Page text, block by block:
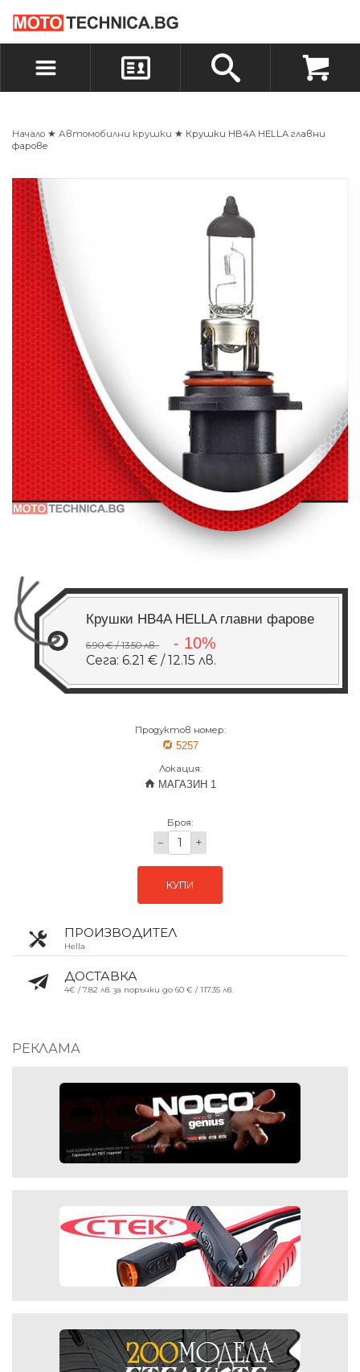
ВХОД
БЪРЗА ПОРЪЧКА ПОРЪЧКА
Начало ★ Автомобилни крушки ★ Крушки HB4A HELLA главни
фарове
Крушки HB4A HELLA главни фарове
6.90 € / 13.50 лв. - 10%
Сега: 6.21 € / 12.15 лв.
Продуктов номер:
5257
Локация:
МАГАЗИН 1
Броя:
− +
КУПИ
ПРОИЗВОДИТЕЛ
Hella
ДОСТАВКА
4€ / 7.82 лв. за поръчки до 60 € / 117.35 лв.
РЕКЛАМА